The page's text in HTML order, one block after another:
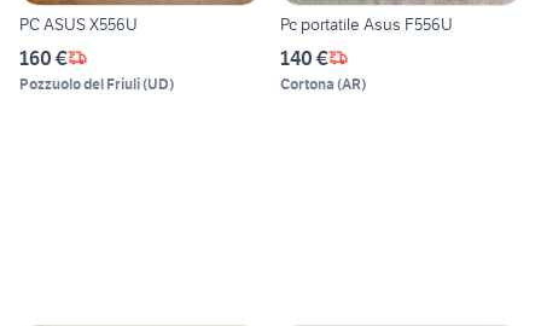
PC ASUS X556U
160 €
Pozzuolo del Friuli(UD)
Pc portatile Asus F556U
140 €
Cortona (AR)